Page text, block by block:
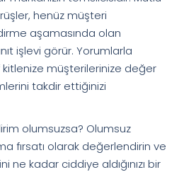
henüz müşteri
aşamasında olan
işlevi görür. Yorumlarla
müşterilerinize değer
takdir ettiğinizi
olumsuzsa? Olumsuz
fırsatı olarak değerlendirin ve
ne kadar ciddiye aldığınızı bir